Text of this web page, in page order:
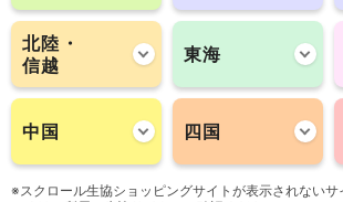
北陸・
信越
東海
中国 四国
※スクロール生協ショッピングサイトが表示されないサ